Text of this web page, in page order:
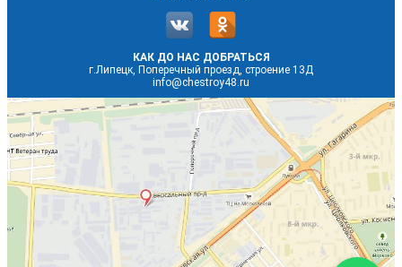
КАК ДО НАС ДОБРАТЬСЯ
г.Липецк, Поперечный проезд, строение 13Д
info@chestroy48.ru